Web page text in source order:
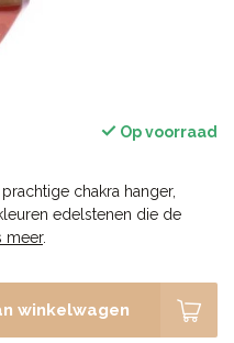
Op voorraad
chakra hanger,
edelstenen die de
meer.
winkelwagen